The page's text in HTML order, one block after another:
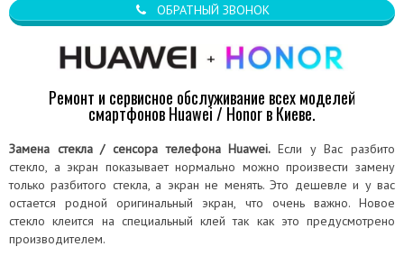
ОБРАТНЫЙ ЗВОНОК
Ремонт и сервисное обслуживание всех моделей
смартфонов Huawei / Honor в Киеве.
Замена стекла / сенсора телефона Huawei. Если у Вас разбито
стекло, а экран показывает нормально можно произвести замену
только разбитого стекла, а экран не менять. Это дешевле и у вас
остается родной оригинальный экран, что очень важно. Новое
стекло клеится на специальный клей так как это предусмотрено
производителем.